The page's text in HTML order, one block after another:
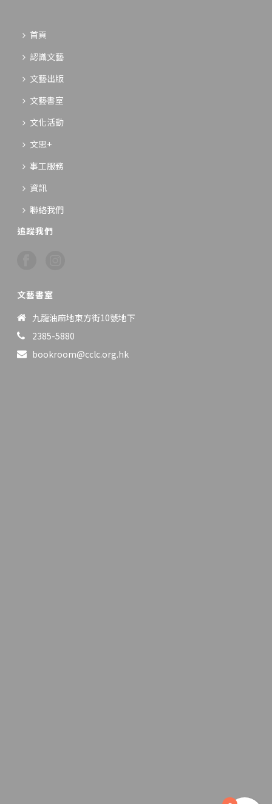
首頁
認識文藝
文藝出版
文藝書室
文化活動
文思+
事工服務
資訊
聯絡我們
追蹤我們
文藝書室
九龍油麻地東方街10號地下
2385-5880
bookroom@cclc.org.hk